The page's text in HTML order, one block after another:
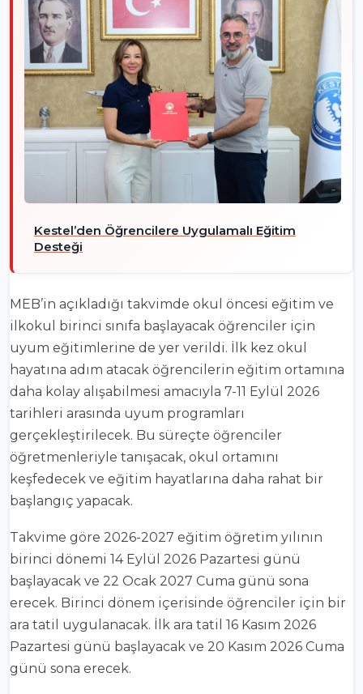
Kestel’den Öğrencilere Uygulamalı Eğitim
Desteği
MEB’in açıkladığı takvimde okul öncesi eğitim ve
ilkokul birinci sınıfa başlayacak öğrenciler için
uyum eğitimlerine de yer verildi. İlk kez okul
hayatına adım atacak öğrencilerin eğitim ortamına
daha kolay alışabilmesi amacıyla 7-11 Eylül 2026
tarihleri arasında uyum programları
gerçekleştirilecek. Bu süreçte öğrenciler
öğretmenleriyle tanışacak, okul ortamını
keşfedecek ve eğitim hayatlarına daha rahat bir
başlangıç yapacak.
Takvime göre 2026-2027 eğitim öğretim yılının
birinci dönemi 14 Eylül 2026 Pazartesi günü
başlayacak ve 22 Ocak 2027 Cuma günü sona
erecek. Birinci dönem içerisinde öğrenciler için bir
ara tatil uygulanacak. İlk ara tatil 16 Kasım 2026
Pazartesi günü başlayacak ve 20 Kasım 2026 Cuma
günü sona erecek.